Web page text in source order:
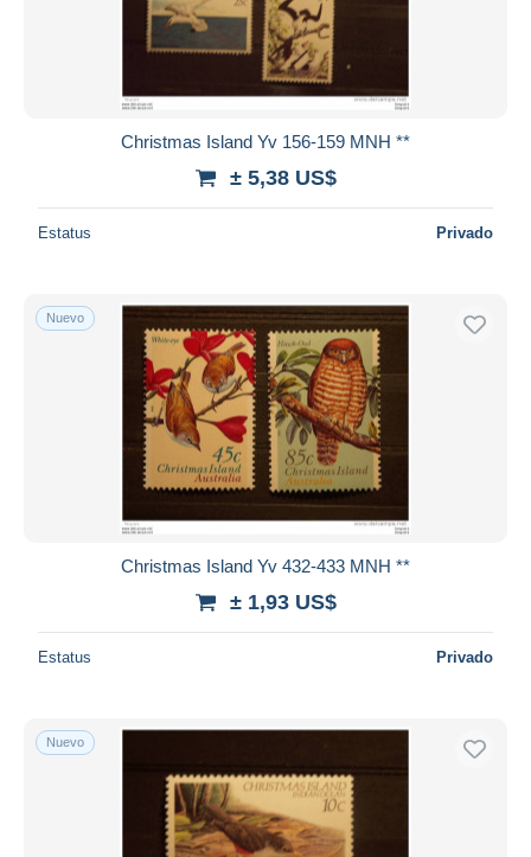
Christmas Island Yv 156-159 MNH **
± 5,38 US$
Estatus Privado
Nuevo
Christmas Island Yv 432-433 MNH **
± 1,93 US$
Estatus Privado
Nuevo